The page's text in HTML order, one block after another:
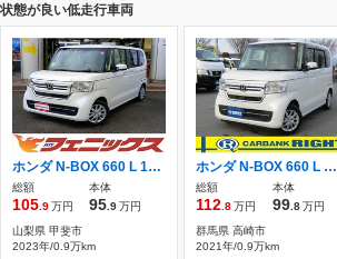
状態が良い低走行車両
ホンダ N-BOX 660 L 1オーナー/ホンダセンシング/ナビ/Bluetoot
総額
105.9万円
本体
95.9万円
山梨県 甲斐市
2023年/0.9万km
ホンダ N-BOX 660 L 左オートスライド ブレーキサポート
総額
112.8万円
本体
99.8万円
群馬県 高崎市
2021年/0.9万km